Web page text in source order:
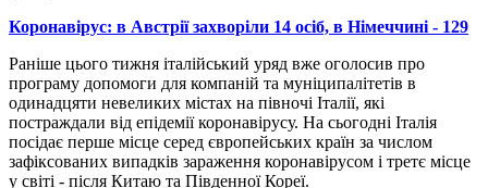
Коронавірус: в Австрії захворіли 14 осіб, в Німеччині - 129
Раніше цього тижня італійський уряд вже оголосив про
програму допомоги для компаній та муніципалітетів в
одинадцяти невеликих містах на півночі Італії, які
постраждали від епідемії коронавірусу. На сьогодні Італія
посідає перше місце серед європейських країн за числом
зафіксованих випадків зараження коронавірусом і третє місце
у світі - після Китаю та Південної Кореї.